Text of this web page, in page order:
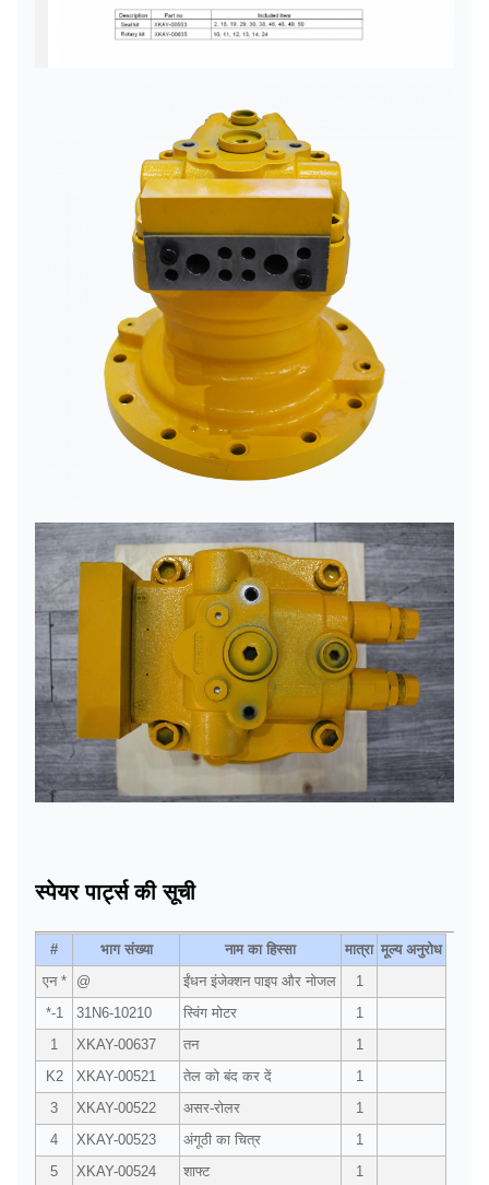
स्पेयर पार्ट्स की सूची
# भाग संख्या नाम का हिस्सा मात्रा मूल्य अनुरोध
एन *
@ ईंधन इंजेक्शन पाइप और नोजल
1
*-1
31N6-10210 स्विंग मोटर
1
1
XKAY-00637 तन
1
K2
XKAY-00521 तेल को बंद कर दें
1
3
XKAY-00522 असर-रोलर
1
4
XKAY-00523 अंगूठी का चित्र
1
5
XKAY-00524 शाफ्ट 1